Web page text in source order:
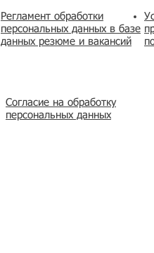
Регламент обработки
персональных данных в базе
данных резюме и вакансий
Согласие на обработку
персональных данных